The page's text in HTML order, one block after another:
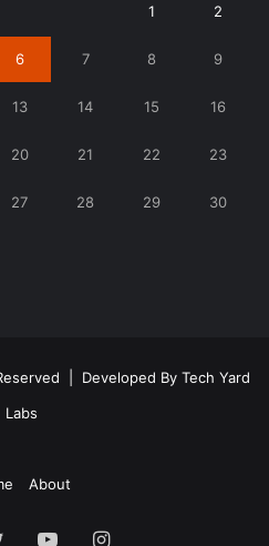
1 2
6 7 8 9
13 14 15 16
20 21 22 23
27 28 29 30
| Developed By Tech Yard
Labs
About
Twitter YouTubeInstagram